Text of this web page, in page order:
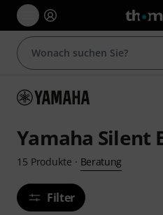
Yamaha Silent
15 Produkte · Beratung
Filter